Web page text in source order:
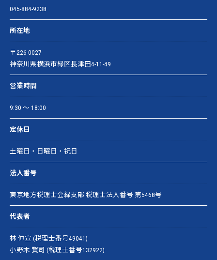
045-884-9238
所在地
〒226-0027
神奈川県横浜市緑区長津田4-11-49
営業時間
9:30 ～ 18:00
定休日
土曜日・日曜日・祝日
法人番号
東京地方税理士会緑支部 税理士法人番号 第5468号
代表者
林 仲宣 (税理士番号49041)
小野木 賢司 (税理士番号132922)